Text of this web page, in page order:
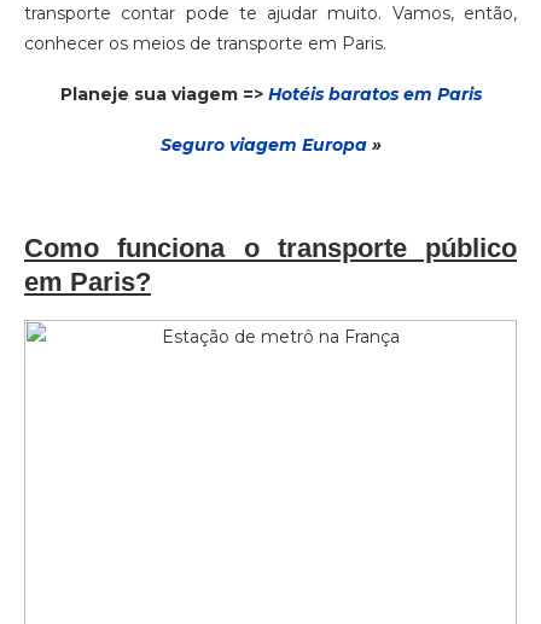
transporte contar pode te ajudar muito. Vamos, então,
conhecer os meios de transporte em Paris.
Planeje sua viagem => Hotéis baratos em Paris
Seguro viagem Europa »
Como funciona o transporte público
em Paris?